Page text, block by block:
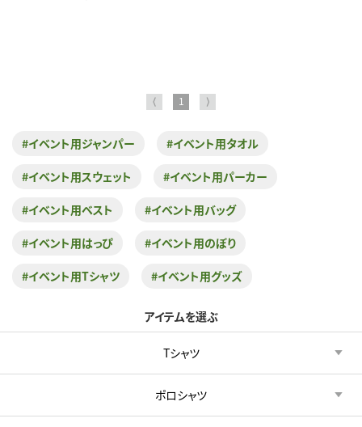
⟨ 1 ⟩
#イベント用ジャンパー #イベント用タオル
#イベント用スウェット #イベント用パーカー
#イベント用ベスト #イベント用バッグ
#イベント用はっぴ #イベント用のぼり
#イベント用Tシャツ #イベント用グッズ
アイテムを選ぶ
Tシャツ
ポロシャツ